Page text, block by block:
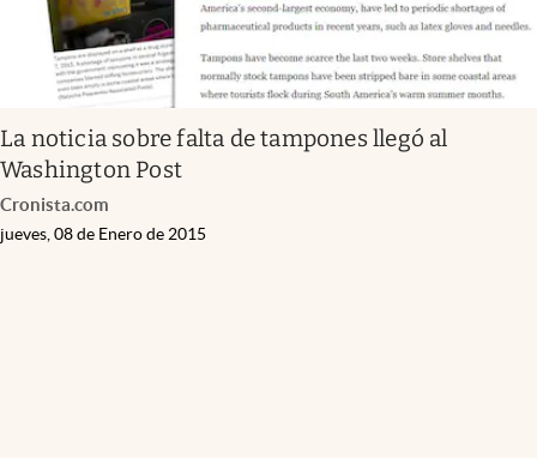
La noticia sobre falta de tampones llegó al
Washington Post
Cronista.com
jueves, 08 de Enero de 2015